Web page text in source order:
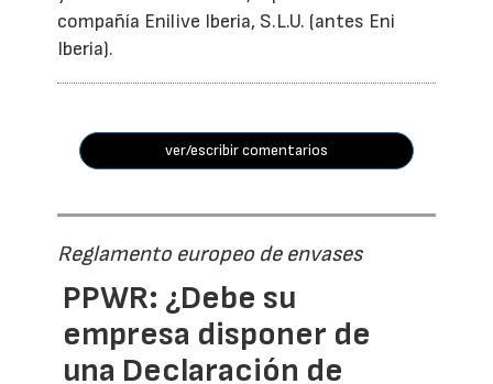
compañía Enilive Iberia, S.L.U. (antes Eni
Iberia).
ver/escribir comentarios
Reglamento europeo de envases
PPWR: ¿Debe su
empresa disponer de
una Declaración de